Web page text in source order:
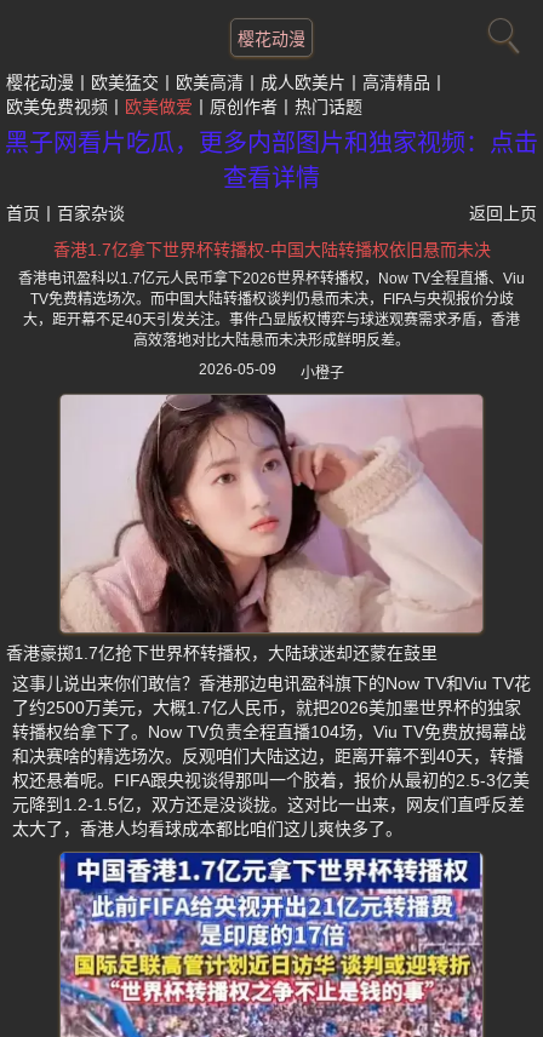
樱花动漫
樱花动漫 欧美猛交 欧美高清 成人欧美片
高清精品
欧美免费视频
欧美做爱 原创作者 热门话题
黑子网看片吃瓜，更多内部图片和独家视频：点击
查看详情
首页 百家杂谈
返回上页
香港1.7亿拿下世界杯转播权-中国大陆转播权依旧悬而未决
香港电讯盈科以1.7亿元人民币拿下2026世界杯转播权，Now TV全程直播、Viu
TV免费精选场次。而中国大陆转播权谈判仍悬而未决，FIFA与央视报价分歧
大，距开幕不足40天引发关注。事件凸显版权博弈与球迷观赛需求矛盾，香港
高效落地对比大陆悬而未决形成鲜明反差。
2026-05-09
小橙子
香港豪掷1.7亿抢下世界杯转播权，大陆球迷却还蒙在鼓里
这事儿说出来你们敢信？香港那边电讯盈科旗下的Now TV和Viu TV花
了约2500万美元，大概1.7亿人民币，就把2026美加墨世界杯的独家
转播权给拿下了。Now TV负责全程直播104场，Viu TV免费放揭幕战
和决赛啥的精选场次。反观咱们大陆这边，距离开幕不到40天，转播
权还悬着呢。FIFA跟央视谈得那叫一个胶着，报价从最初的2.5-3亿美
元降到1.2-1.5亿，双方还是没谈拢。这对比一出来，网友们直呼反差
太大了，香港人均看球成本都比咱们这儿爽快多了。